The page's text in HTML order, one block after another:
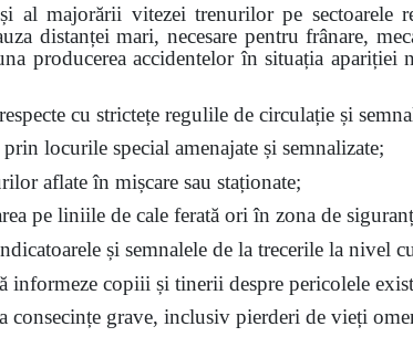
majorării vitezei trenurilor pe sectoarele
distanței mari, necesare pentru frânare,
producerea accidentelor în situația apariției
cu strictețe regulile de circulație și
locurile special amenajate și semnalizate;
aflate în mișcare sau staționate;
pe liniile de cale ferată ori în zona de
și semnalele de la trecerile la nivel
informeze copiii și tinerii despre pericolele
consecințe grave, inclusiv pierderi de vieți